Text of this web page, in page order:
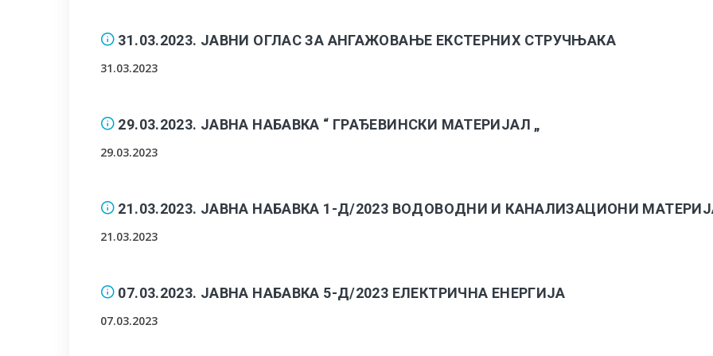
31.03.2023. ЈАВНИ ОГЛАС ЗА АНГАЖОВАЊЕ ЕКСТЕРНИХ СТРУЧЊАКА
31.03.2023
29.03.2023. ЈАВНА НАБАВКА “ ГРАЂЕВИНСКИ МАТЕРИЈАЛ „
29.03.2023
21.03.2023. ЈАВНА НАБАВКА 1-Д/2023 ВОДОВОДНИ И КАНАЛИЗАЦИОНИ
21.03.2023
07.03.2023. ЈАВНА НАБАВКА 5-Д/2023 ЕЛЕКТРИЧНА ЕНЕРГИЈА
07.03.2023